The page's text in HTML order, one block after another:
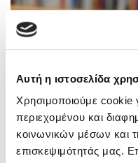
Αυτή η ιστοσελίδα
Χρησιμοποιούμε cookie
περιεχομένου και
κοινωνικών μέσων και
επισκεψιμότητάς μας.